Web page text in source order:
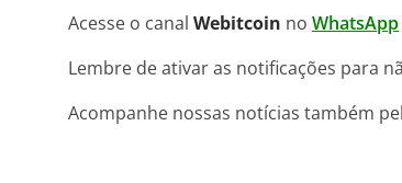
Acesse o canal Webitcoin no WhatsApp
Lembre de ativar as notificações para
Acompanhe nossas notícias também